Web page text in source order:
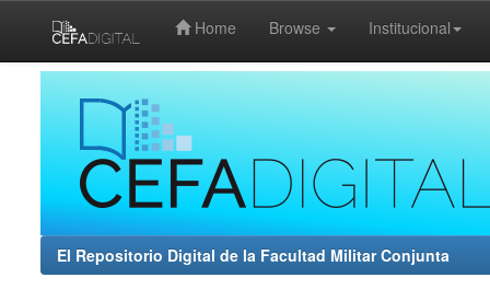
Home Browse Institucional
El Repositorio Digital de la Facultad Militar Conjunta